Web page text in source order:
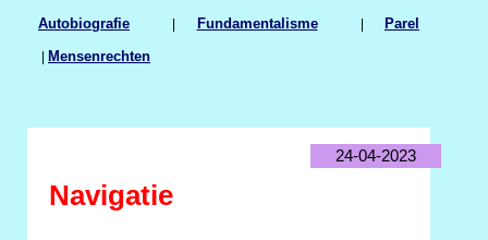
Autobiografie | Fundamentalisme| Parel
| Mensenrechten
24-04-2023
Navigatie